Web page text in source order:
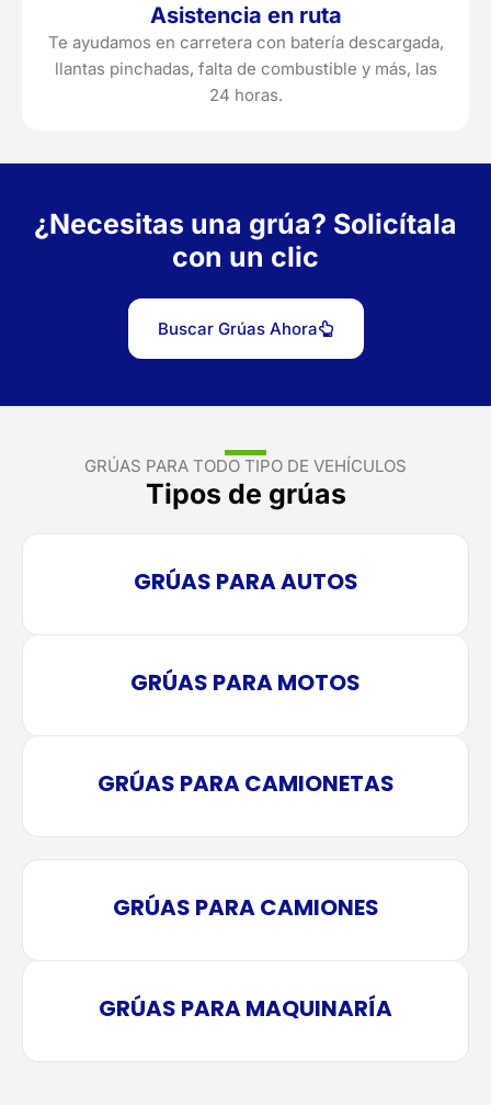
Asistencia en ruta
Te ayudamos en carretera con batería descargada,
llantas pinchadas, falta de combustible y más, las
24 horas.
¿Necesitas una grúa? Solicítala
con un clic
Buscar Grúas Ahora
GRÚAS PARA TODO TIPO DE VEHÍCULOS
Tipos de grúas
GRÚAS PARA AUTOS
GRÚAS PARA MOTOS
GRÚAS PARA CAMIONETAS
GRÚAS PARA CAMIONES
GRÚAS PARA MAQUINARÍA